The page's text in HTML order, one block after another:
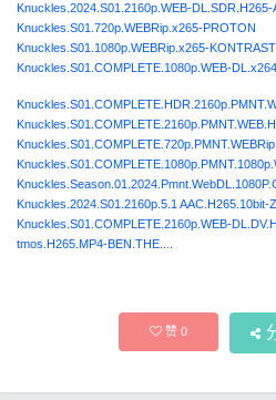
Knuckles.2024.S01.2160p.WEB-DL.SDR.H265-
Knuckles.S01.720p.WEBRip.x265-PROTON
Knuckles.S01.1080p.WEBRip.x265-KONTRAST
Knuckles.S01.COMPLETE.1080p.WEB-
Knuckles.2024.S01.2160p.5.1 AAC.H265.10bit-
Knuckles.S01.COMPLETE.2160p.WEB-
tmos.H265.MP4-BEN.THE....
赞0